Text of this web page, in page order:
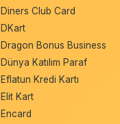
Diners Club Card
DKart
Dragon Bonus Business
Dünya Katılım Paraf
Eflatun Kredi Kartı
Elit Kart
Encard